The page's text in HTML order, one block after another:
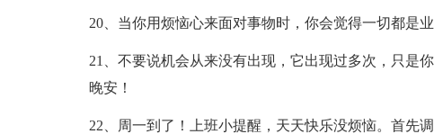
20、当你用烦恼心来面对事物时，你会觉得一切都是
21、不要说机会从来没有出现，它出现过多次，只是
晚安！
22、周一到了！上班小提醒，天天快乐没烦恼。首先